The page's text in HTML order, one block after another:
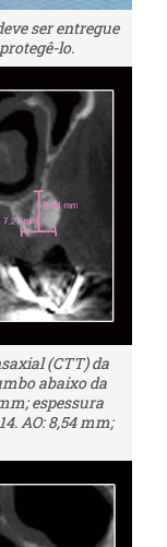
ser entregue
lo.
(CTT) da
abaixo da
espessura
AO: 8,54 mm;